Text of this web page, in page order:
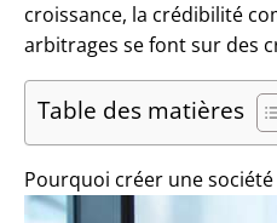
croissance, la crédibilité
arbitrages se font sur des
Table des matières
Pourquoi créer une société